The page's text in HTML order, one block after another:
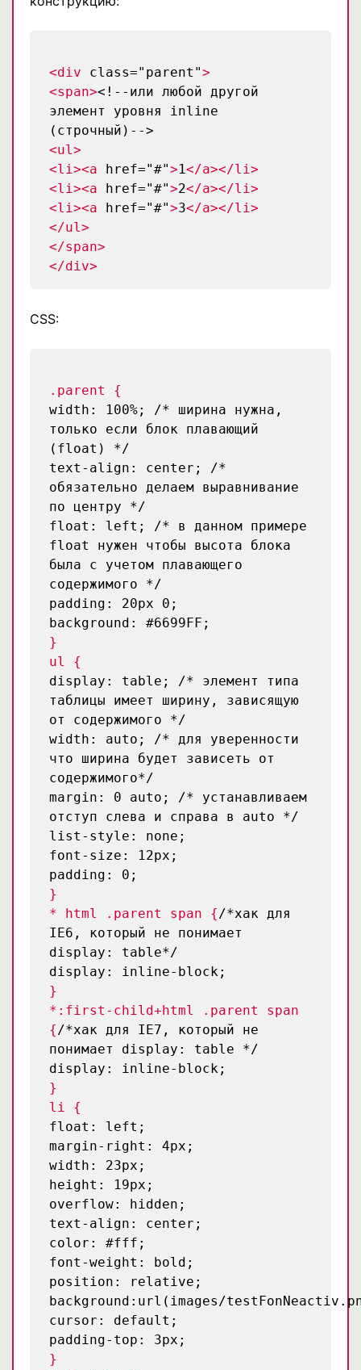
<div class="parent">
<span><!--или любой другой
элемент уровня inline
(строчный)-->
<ul>
<li><a href="#">1</a></li>
<li><a href="#">2</a></li>
<li><a href="#">3</a></li>
</ul>
</span>
</div>
CSS:
.parent {
width: 100%; /* ширина нужна,
только если блок плавающий
(float) */
text-align: center; /*
обязательно делаем выравнивание
по центру */
float: left; /* в данном примере
float нужен чтобы высота блока
была с учетом плавающего
содержимого */
padding: 20px 0;
background: #6699FF;
}
ul {
display: table; /* элемент типа
таблицы имеет ширину, зависящую
от содержимого */
width: auto; /* для уверенности
что ширина будет зависеть от
содержимого*/
margin: 0 auto; /* устанавливаем
отступ слева и справа в auto */
list-style: none;
font-size: 12px;
padding: 0;
}
* html .parent span {/*хак для
IE6, который не понимает
display: table*/
display: inline-block;
}
*:first-child+html .parent span
{/*хак для IE7, который не
понимает display: table */
display: inline-block;
}
li {
float: left;
margin-right: 4px;
width: 23px;
height: 19px;
overflow: hidden;
text-align: center;
color: #fff;
font-weight: bold;
position: relative;
background:url(images/
cursor: default;
padding-top: 3px;
}